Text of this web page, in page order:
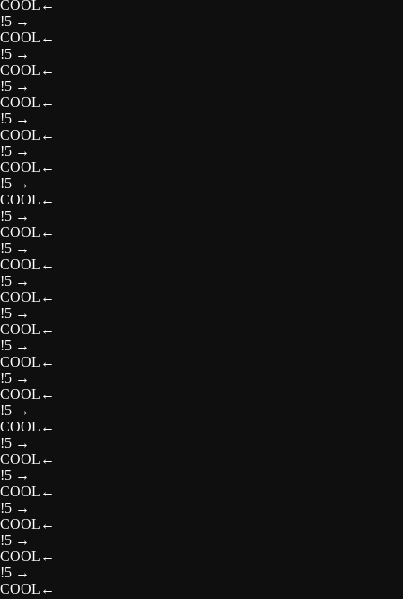
COOL ←
!5 →
COOL ←
!5 →
COOL ←
!5 →
COOL ←
!5 →
COOL ←
!5 →
COOL ←
!5 →
COOL ←
!5 →
COOL ←
!5 →
COOL ←
!5 →
COOL ←
!5 →
COOL ←
!5 →
COOL ←
!5 →
COOL ←
!5 →
COOL ←
!5 →
COOL ←
!5 →
COOL ←
!5 →
COOL ←
!5 →
COOL ←
!5 →
COOL ←